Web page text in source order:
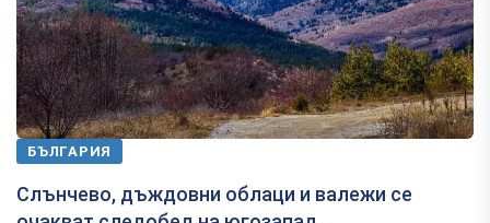
БЪЛГАРИЯ
Слънчево, дъждовни облаци и валежи се